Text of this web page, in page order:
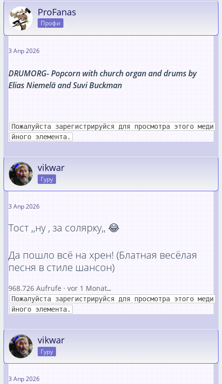
ProFanas
Профи
3 Апр 2026
DRUMORG- Popcorn with church organ and drums by
Elias Niemelä and Suvi Buckman
Пожалуйста зарегистрируйся для просмотра этого меди
йного элемента.
vikwar
Гуру
3 Апр 2026
Тост ,,ну , за солярку,, 😂
Да пошло всё на хрен! (Блатная весёлая
песня в стиле шансон)
968.726 Aufrufe · vor 1 Monat..
Пожалуйста зарегистрируйся для просмотра этого меди
йного элемента.
vikwar
Гуру
3 Апр 2026